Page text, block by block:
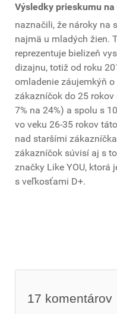
Výsledky prieskumu na
naznačili, že nároky na
najmä u mladých žien.
reprezentuje bielizeň
dizajnu, totiž od roku
omladenie záujemkýň
zákazníčok do 25
7% na 24%) a spolu s
vo veku 26-35 rokov
nad staršími
zákazníčok súvisí aj s
značky Like YOU, ktorá
s veľkosťami D+.
17 komentárov